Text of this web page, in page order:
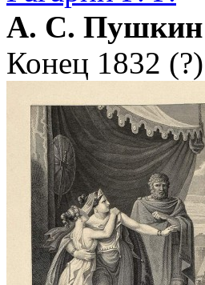
А. С. Пушкин
Конец 1832 (?)